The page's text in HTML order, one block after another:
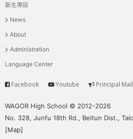
主
選
單
新生專區
News
About
Administration
Language Center
Service
Facebook Youtube Principal
WAGOR High School © 2012-2026
No. 328, Junfu 18th Rd., Beitun Dist.,
[Map]